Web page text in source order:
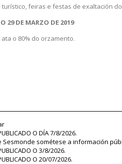
feiras e festas de exaltación
29 DE MARZO DE 2019
ata o 80% do orzamento.
O DÍA 7/8/2026.
sométese a información
O 3/8/2026.
O 20/07/2026.